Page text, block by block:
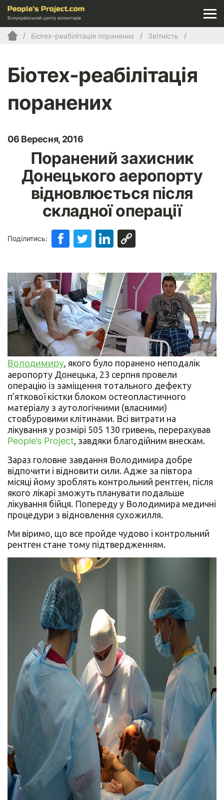
Всеукраїнський центр волонтерів
Біотех-реабілітація поранених Звітність
Біотех-реабілітація
поранених
06 Вересня, 2016
Поранений захисник
Донецького аеропорту
відновлюється після
складної операції
Поділитись:
Володимиру, якого було поранено неподалік
аеропорту Донецька, 23 серпня провели
операцію із заміщення тотального дефекту
п’яткової кістки блоком остеопластичного
матеріалу з аутологічними (власними)
стовбуровими клітинами. Всі витрати на
лікування у розмірі 505 130 гривень, перерахував
People’s Project, завдяки благодійним внескам.
Зараз головне завдання Володимира добре
відпочити і відновити сили. Адже за півтора
місяці йому зроблять контрольний рентген, після
якого лікарі зможуть планувати подальше
лікування бійця. Попереду у Володимира медичні
процедури з відновлення сухожилля.
Ми віримо, що все пройде чудово і контрольний
рентген стане тому підтвердженням.